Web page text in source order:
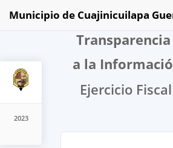
2023
Municipio de Cuajinicuilapa
Transparencia
a la
Ejercicio Fiscal